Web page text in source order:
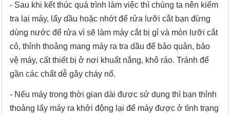
- Sau khi kết thúc quá trình làm việc thì chúng ta nên kiểm
tra lại máy, lấy dầu hoặc nhớt để rửa lưỡi cắt bạn đừng
dùng nước để rửa vì sẽ làm máy cắt bị gỉ và mòn lưỡi cắt
cỏ, thỉnh thoảng mang máy ra tra dầu để bảo quản, bảo
vệ máy, cất thiết bị ở nơi khuất nắng, khô ráo. Tránh để
gần các chất dễ gây cháy nổ.
- Nếu máy trong thời gian dài được sử dụng thì bạn thỉnh
thoảng lấy máy ra khởi động lại để máy được ở tình trạng